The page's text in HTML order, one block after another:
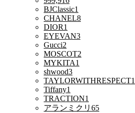
BJClassic1
CHANEL8
DIOR1
EYEVAN3
Gucci2
MOSCOT2
MYKITA1
shwood3
TAYLORWITHRESPECT1
Tiffany1
TRACTION1
アランミクリ 65